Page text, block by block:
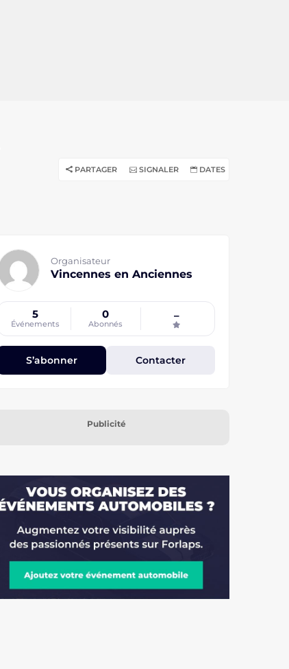
PARTAGER SIGNALER DATES
Organisateur
Vincennes en Anciennes
5
Événements
0
Abonnés
–
S’abonner Contacter
Publicité